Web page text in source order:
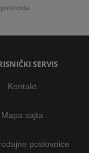
SERVIS
Kontakt
Mapa sajta
poslovnice